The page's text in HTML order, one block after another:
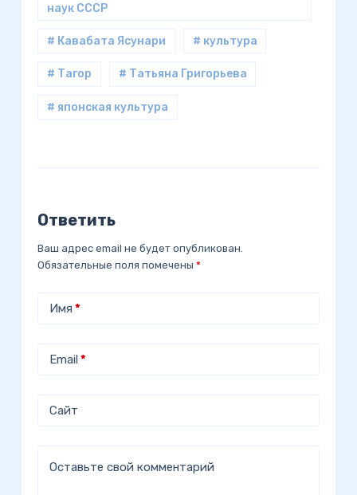
наук СССР
# Кавабата Ясунари # культура
# Тагор # Татьяна Григорьева
# японская культура
Ответить
Ваш адрес email не будет опубликован.
Обязательные поля помечены *
Имя *
Email*
Сайт
Оставьте свой комментарий